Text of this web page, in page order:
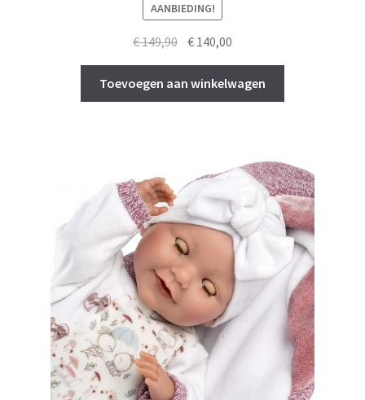
AANBIEDING!
€149,90 Oorspronkelijke
was:
€ 149,90.
€ 140,00
is:
€ 140,00.
Toevoegen aan winkelwagen